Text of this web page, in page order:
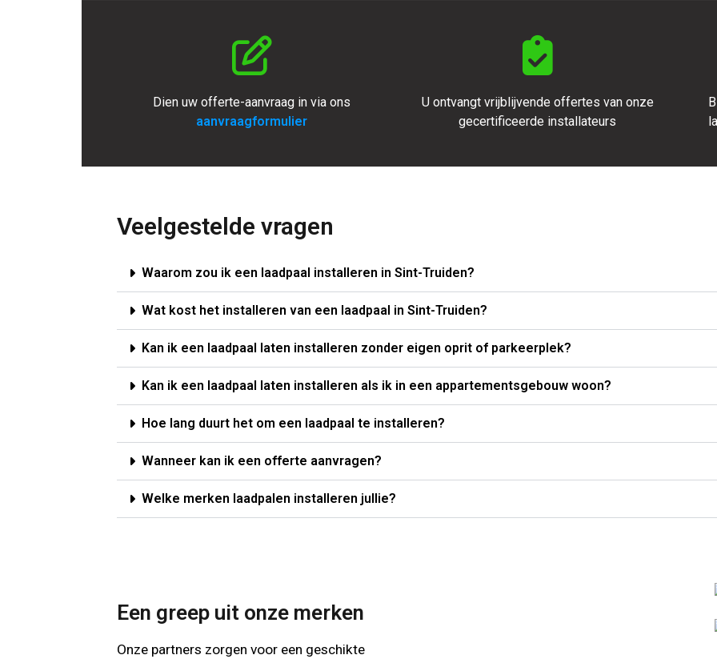
Dien uw offerte-aanvraag in via ons
aanvraagformulier
U ontvangt vrijblijvende offertes van onze
gecertificeerde installateurs
Veelgestelde vragen
Waarom zou ik een laadpaal installeren in Sint-Truiden?
Wat kost het installeren van een laadpaal in Sint-Truiden?
Kan ik een laadpaal laten installeren zonder eigen oprit of parkeerplek?
Kan ik een laadpaal laten installeren als ik in een appartementsgebouw woon?
Hoe lang duurt het om een laadpaal te installeren?
Wanneer kan ik een offerte aanvragen?
Welke merken laadpalen installeren jullie?
Een greep uit onze merken
Onze partners zorgen voor een geschikte